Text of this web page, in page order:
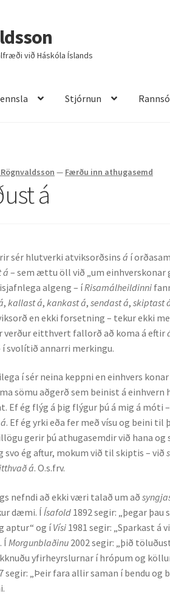
við Háskóla Íslands
Stjórnun
— Færðu inn athugasemd
á
sér hlutverki atviksorðsinsá í
á– sem ættu öll við „um einhverskonar
algeng – íRisamálheildinni
,kallast á,kankast á,sendast á,skiptast
en ekki forsetning – tekur ekki
verður eitthvert fallorð að koma á eftir
svolítið annarri merkingu.
í sér neina keppni en einhvers
sömu aðgerð sem beinist á einhvern
Ef ég flýg á þig flýgur þú á mig á móti
. Ef ég yrki eða fer með vísu og beini til
gerir þú athugasemdir við hana og
svo ég aftur, mokum við til skiptis – við
á. O.s.frv.
nefndi að ekki væri talað um að
dæmi. Í Ísafold 1892 segir: „þegar
aptur“ og íVísi 1981 segir: „Sparkast á
ÍMorgunblaðinu 2002 segir: „þið
yfirheyrslurnar í hrópum og
segir: „Þeir fara allir saman í bendu og